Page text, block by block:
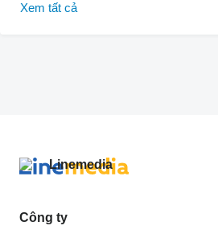
Xem tất cả
Công ty